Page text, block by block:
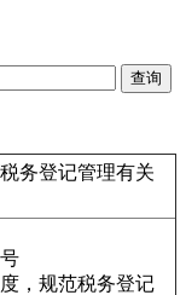
务登记管理有关
，规范税务登记